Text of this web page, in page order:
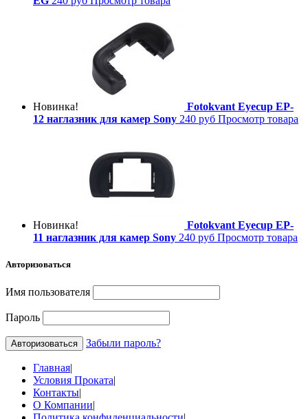
Новинка!
Fotokvant Eyecup EP-
12 наглазник для камер Sony 240 руб Просмотр товара
Новинка!
Fotokvant Eyecup EP-
11 наглазник для камер Sony 240 руб Просмотр товара
Авторизоваться
Имя пользователя
Пароль
Забыли пароль?
Главная|
Условия Проката|
Контакты|
О Компании|